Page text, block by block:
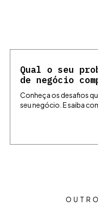
Qual o seu
de negócio
Conheça os desafios
seu negócio. E saiba